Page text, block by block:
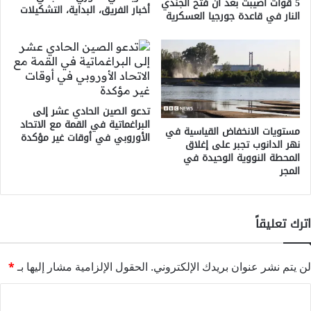
النار في قاعدة جورجيا العسكرية أخبار الفريق، البداية، التشكيلات
مستويات الانخفاض القياسية في
نهر الدانوب تجبر على إغلاق
المحطة النووية الوحيدة في
المجر
تدعو الصين الحادي عشر إلى
البراغماتية في القمة مع الاتحاد
الأوروبي في أوقات غير مؤكدة
اترك تعليقاً
لن يتم نشر عنوان بريدك الإلكتروني. الحقول الإلزامية مشار إليها بـ*